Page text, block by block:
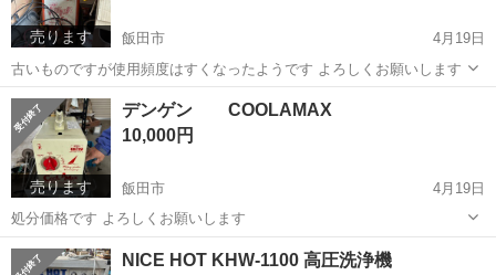
売ります 飯田市
4月19日
古いものですが使用頻度はすくなったようです よろしくお願いします
長野 飯田市 その他
売ります
デンゲン COOLAMAX
10,000円
飯田市
4月19日
処分価格です よろしくお願いします
長野 飯田市
NICE HOT KHW-1100 高圧洗浄機